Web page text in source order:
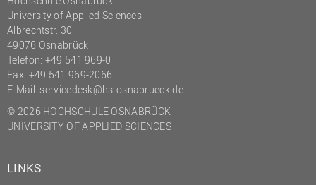
Professional School
Projekte des Präsidiums
Projektmanagement Office
(PMO)
Prozessmanagement
Recht
Science to Business GmbH
Studierendensekretariat
University of Applied Sciences
Albrechtstr. 30
49076 Osnabrück
Telefon: +49 541 969-0
Fax: +49 541 969-2066
E-Mail: servicedesk@hs-osnabrueck.de
© 2026 HOCHSCHULE OSNABRÜCK
UNIVERSITY OF APPLIED SCIENCES
LINKS